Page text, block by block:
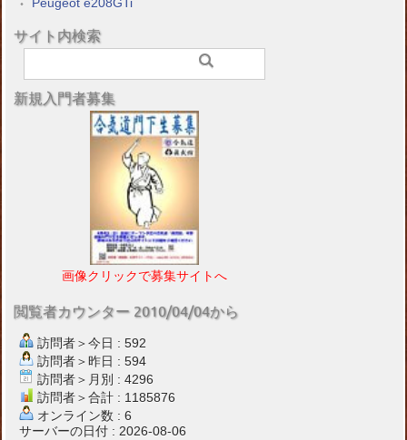
Peugeot e208GTi
サイト内検索
新規入門者募集
画像クリックで募集サイトへ
閲覧者カウンター 2010/04/04から
訪問者＞今日 : 592
訪問者＞昨日 : 594
訪問者＞月別 : 4296
訪問者＞合計 : 1185876
オンライン数 : 6
サーバーの日付 : 2026-08-06